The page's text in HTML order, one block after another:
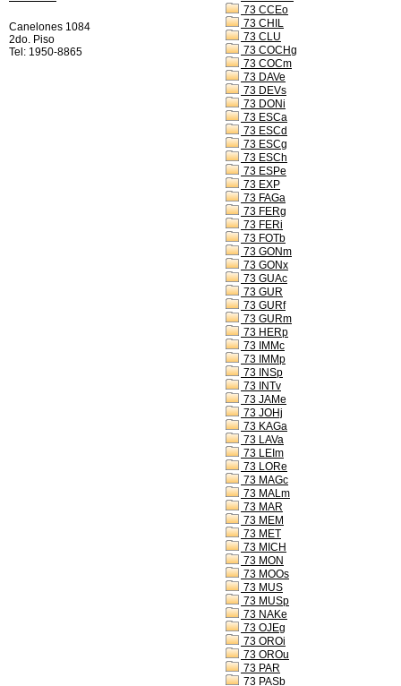
73 CCEo
73 CHIL
73 CLU
73 COCHg
73 COCm
73 DAVe
73 DEVs
73 DONi
73 ESCa
73 ESCd
73 ESCg
73 ESCh
73 ESPe
73 EXP
73 FAGa
73 FERg
73 FERi
73 FOTb
73 GONm
73 GONx
73 GUAc
73 GUR
73 GURf
73 GURm
73 HERp
73 IMMc
73 IMMp
73 INSp
73 INTv
73 JAMe
73 JOHj
73 KAGa
73 LAVa
73 LEIm
73 LORe
73 MAGc
73 MALm
73 MAR
73 MEM
73 MET
73 MICH
73 MON
73 MOOs
73 MUS
73 MUSp
73 NAKe
73 OJEg
73 OROi
73 OROu
73 PAR
73 PASb
Canelones 1084
2do. Piso
Tel: 1950-8865